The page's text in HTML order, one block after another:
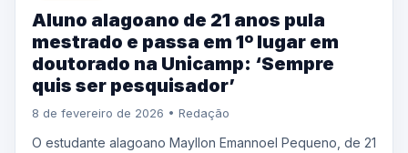
Aluno alagoano de 21 anos pula
mestrado e passa em 1º lugar em
doutorado na Unicamp: ‘Sempre
quis ser pesquisador’
8 de fevereiro de 2026 • Redação
O estudante alagoano Mayllon Emannoel Pequeno, de 21